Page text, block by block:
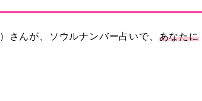
さんが、ソウルナンバー占いで、 あなたに